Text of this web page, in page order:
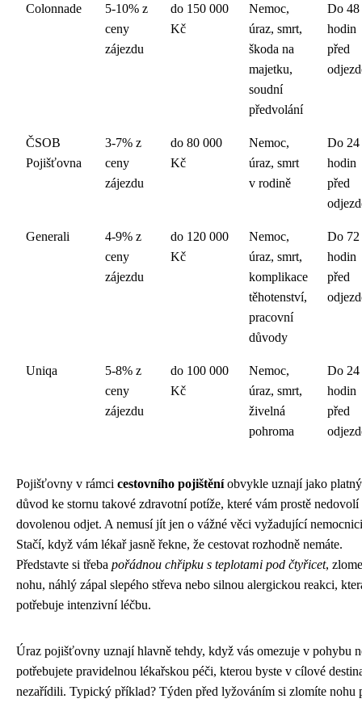
Colonnade
5-10% z
ceny
zájezdu
do 150 000
Kč
Nemoc,
úraz, smrt,
škoda na
majetku,
soudní
předvolání
Do 48
hodin
před
ČSOB
Pojišťovna
3-7% z
ceny
zájezdu
do 80 000
Kč
Nemoc,
úraz, smrt
v rodině
Do 24
hodin
před
Generali
4-9% z
ceny
zájezdu
do 120 000
Kč
Nemoc,
úraz, smrt,
komplikace
těhotenství,
pracovní
důvody
Do 72
hodin
před
Uniqa
5-8% z
ceny
zájezdu
do 100 000
Kč
Nemoc,
úraz, smrt,
živelná
pohroma
Do 24
hodin
před
Pojišťovny v rámci cestovního pojištěníobvykle uznají jako platný
důvod ke stornu takové zdravotní potíže, které vám prostě nedovolí
dovolenou odjet. A nemusí jít jen o vážné věci vyžadující
Stačí, když vám lékař jasně řekne, že cestovat rozhodně nemáte.
Představte si třeba pořádnou chřipku s teplotami pod čtyřicet,
nohu, náhlý zápal slepého střeva nebo silnou alergickou reakci,
potřebuje intenzivní léčbu.
Úraz pojišťovny uznají hlavně tehdy, když vás omezuje v pohybu
potřebujete pravidelnou lékařskou péči, kterou byste v cílové
nezařídili. Typický příklad? Týden před lyžováním si zlomíte nohu